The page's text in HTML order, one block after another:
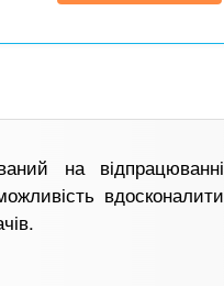
на відпрацюванні
вдосконалити